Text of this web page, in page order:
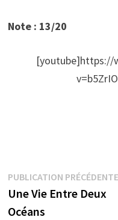
Note : 13/20
[youtube]https://
Navigation
de
PUBLICATION PRÉCÉDENTE
Une Vie Entre Deux
Océans